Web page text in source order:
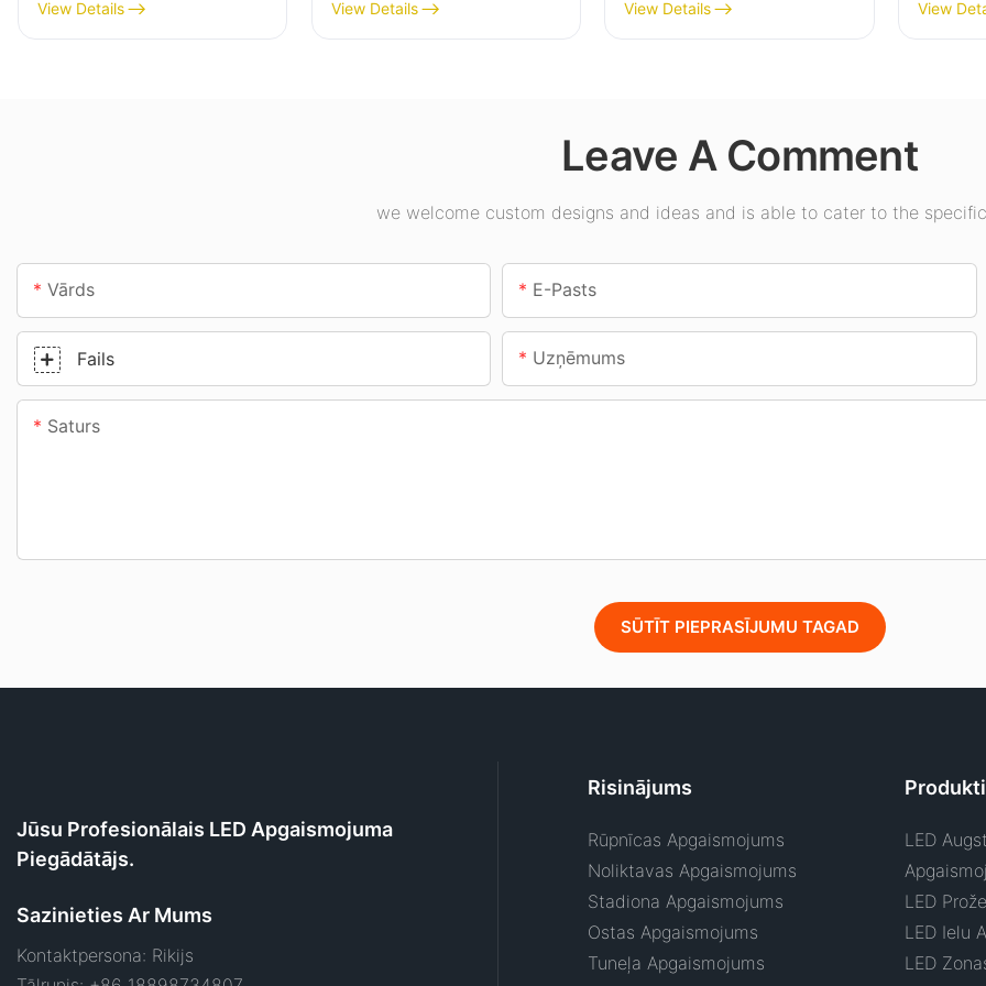
uzņēmumiem,
View Details
apgaismojumam
View Details
uzņēmumiem,
View Details View
Leave A Comment
we welcome custom designs and ideas and is able to cater to the specific
Vārds E-Pasts
Fails Uzņēmums
Saturs
SŪTĪT PIEPRASĪJUMU TAGAD
Jūsu Profesionālais LED Apgaismojuma
Piegādātājs.
Sazinieties Ar Mums
Kontaktpersona: Rikijs
Risinājums
Rūpnīcas Apgaismojums
Noliktavas Apgaismojums
Stadiona Apgaismojums
Ostas Apgaismojums
Tuneļa Apgaismojums
Produkti
LED
LED
LED Ielu
LED